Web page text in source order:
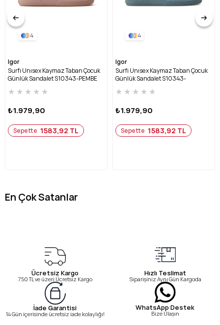
4
Igor
Surfı Unısex Kaymaz Taban Çocuk
Günlük Sandalet S10343-PEMBE
★ ★ ★ ★ ★
₺1.979,90
Sepette 1583,92 TL
4
Igor
Surfı Unısex Kaymaz Taban Çocuk
Günlük Sandalet S10343-
★ ★ ★ ★ ★
₺1.979,90
Sepette 1583,92 TL
En Çok Satanlar
Ücretsiz Kargo
750 TL ve üzeri Ücretsiz Kargo
Hızlı Teslimat
Siparişiniz Aynı Gün Kargoda
İade Garantisi
14 Gün içerisinde ücretsiz iade kolaylığı!
WhatsApp Destek
Bize Ulaşın